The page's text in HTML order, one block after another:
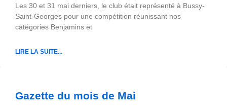
Les 30 et 31 mai derniers, le club était représenté à Bussy-
Saint-Georges pour une compétition réunissant nos
catégories Benjamins et
LIRE LA SUITE...
Gazette du mois de Mai